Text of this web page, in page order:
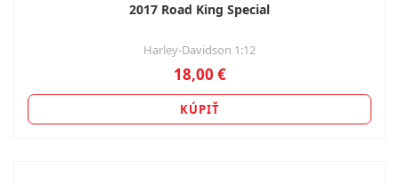
2017 Road King Special
Harley-Davidson 1:12
18,00 €
KÚPIŤ